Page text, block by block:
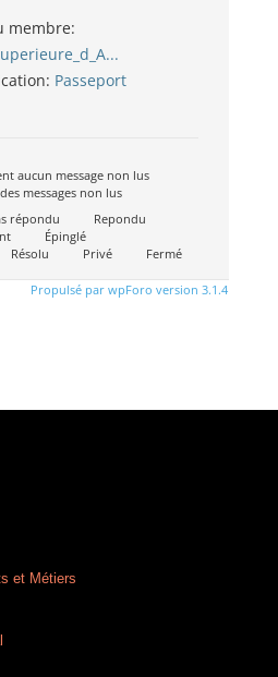
membre:
Passeport
aucun message non lus
messages non lus
répondu
Repondu
Épinglé
Résolu Privé Fermé
Propulsé par wpForo version 3.1.4
et Métiers